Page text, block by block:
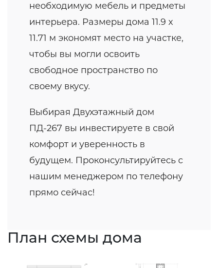
необходимую мебель и предметы
интерьера. Размеры дома 11.9 x
11.71 м экономят место на участке,
чтобы вы могли освоить
свободное пространство по
своему вкусу.
Выбирая Двухэтажный дом
ПД-267 вы инвестируете в свой
комфорт и уверенность в
будущем. Проконсультируйтесь с
нашим менеджером по телефону
прямо сейчас!
План схемы дома